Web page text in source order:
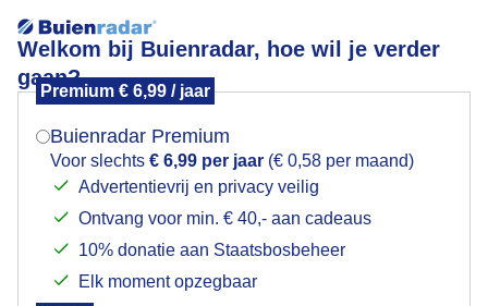
Welkom bij Buienradar, hoe wil je verder
gaan?
Premium € 6,99 / jaar
Buienradar Premium
Voor slechts € 6,99 per jaar (€ 0,58 per maand)
Advertentievrij en privacy veilig
Ontvang voor min. € 40,- aan cadeaus
10% donatie aan Staatsbosbeheer
Elk moment opzegbaar
en het blijft maar regenen
Mogen we je locatie gebruiken voor het
Indien je hier nog geen akkoord op hebt gegeven,
verschijnt er zo een pop-up uit je browser waarin